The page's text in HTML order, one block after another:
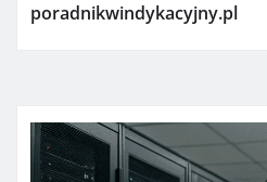
poradnikwindykacyjny.pl